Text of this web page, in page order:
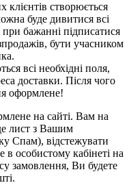
клієнтів створюється
буде дивитися всі
бажанні підписатися
бути учасником
всі необхідні поля,
доставки. Після чого
оформлене!
на сайті. Вам на
лист з Вашим
Спам), відстежувати
особистому кабінеті на
замовлення, Ви будете